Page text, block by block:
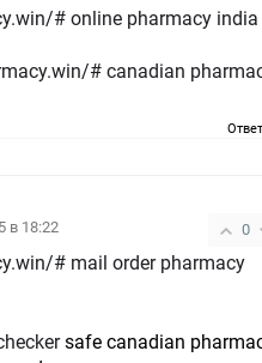
# online pharmacy india
# canadian
0
в 18:22
# mail order pharmacy
safe canadian